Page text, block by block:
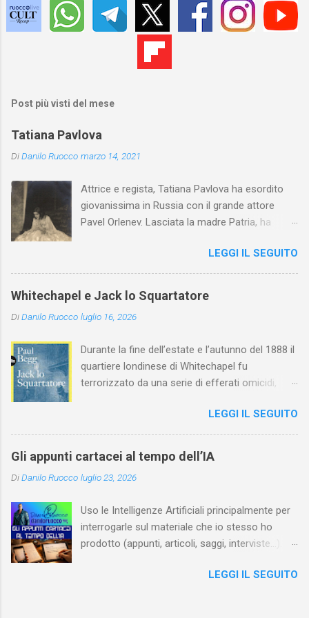
Post più visti del mese
Tatiana Pavlova
DiDanilo Ruocco marzo 14, 2021
Attrice e regista, Tatiana Pavlova ha esordito
giovanissima in Russia con il grande attore
Pavel Orlenev. Lasciata la madre Patria, ha
l'arte della Pavlova ha raggiunto la piena
maturità ed è stata in grado di rinnovare
profondamente l'attardato mondo teatrale
LEGGI IL SEGUITO
Whitechapel e Jack lo Squartatore
DiDanilo Ruocco luglio 16, 2026
Durante la fine dell’estate e l’autunno del 1888 il
quartiere londinese di Whitechapel fu
terrorizzato da una serie di efferati omicidi,
assassino ribattezzato Jack lo Squartatore la
cui identità, tutt’oggi, resta ignota. Paul Begg in
Jack lo Squartatore: la vera storia , edito da
Utet, ricostruisce non solo i cinque omicidi
“canonicamente” addebitati a Jack lo
capitoli, soprattutto) a ricostruire la storia di
Whitechapel e del East End e a ricapitolare le
lotte intestine al Ministero dell’Interno. Ne esce
sociale dell'Inghilterra vittoriana era
LEGGI IL SEGUITO
Gli appunti cartacei al tempo dell’IA
DiDanilo Ruocco luglio 23, 2026
Uso le Intelligenze Artificiali principalmente per
interrogarle sul materiale che io stesso ho
prodotto (appunti, articoli, saggi, interviste…).
al mio lavoro, per esempio evidenziando
LEGGI IL SEGUITO